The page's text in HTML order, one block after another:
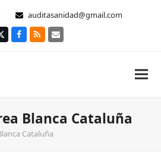
auditasanidad@gmail.com
TwitterFacebook
RSS Correo
Blanca Cataluña
Cataluña